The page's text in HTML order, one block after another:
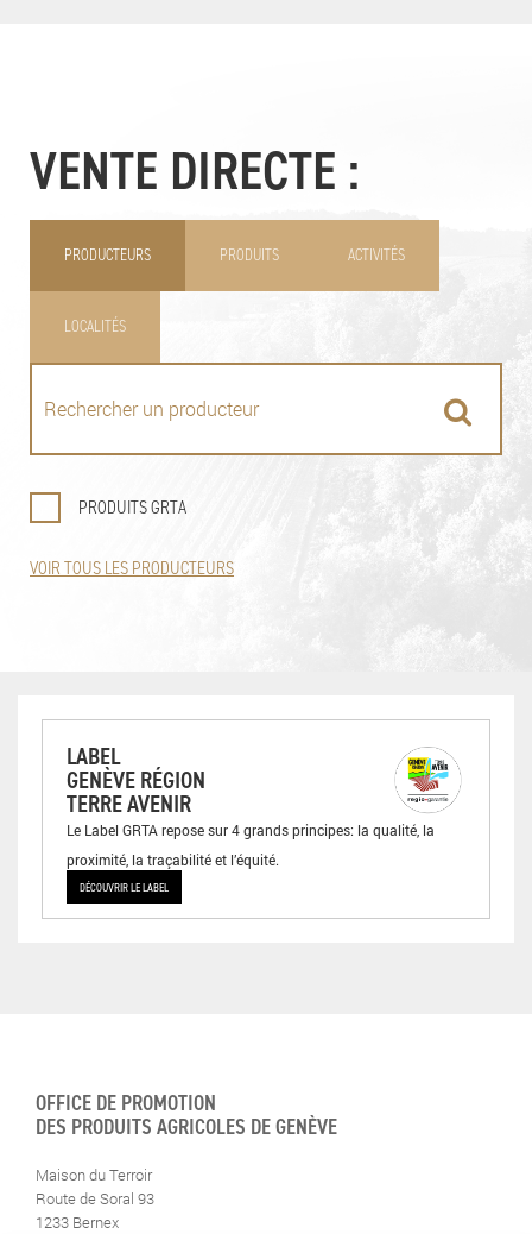
VENTE DIRECTE :
PRODUCTEURS PRODUITS ACTIVITÉS
LOCALITÉS
PRODUITS GRTA
VOIR TOUS LES PRODUCTEURS
LABEL
GENÈVE RÉGION
TERRE AVENIR
Le Label GRTA repose sur 4 grands principes: la qualité, la
proximité, la traçabilité et l’équité.
DÉCOUVRIR LE LABEL
OFFICE DE PROMOTION
DES PRODUITS AGRICOLES DE GENÈVE
Maison du Terroir
Route de Soral 93
1233 Bernex